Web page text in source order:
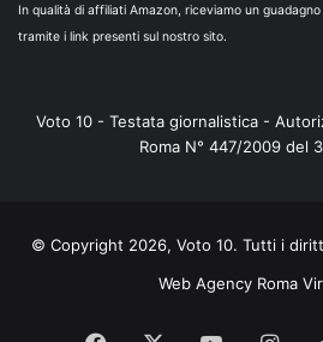
In qualità di affiliati Amazon, riceviamo un
tramite i link presenti sul nostro sito.
Voto 10 - Testata giornalistica -
Roma N° 447/2009 del
© Copyright 2026, Voto 10. Tutti i
Web Agency Roma